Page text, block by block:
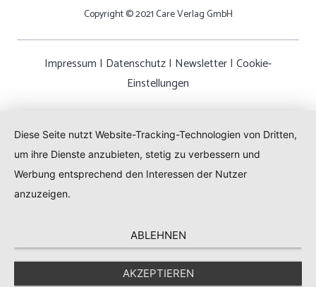
Copyright © 2021 Care Verlag GmbH
Impressum | Datenschutz| Newsletter| Cookie-
Einstellungen
Diese Seite nutzt Website-Tracking-Technologien von Dritten,
um ihre Dienste anzubieten, stetig zu verbessern und
Werbung entsprechend den Interessen der Nutzer
anzuzeigen.
ABLEHNEN
AKZEPTIEREN